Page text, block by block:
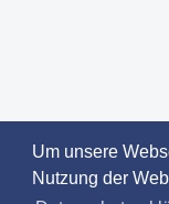
Um unsere
Nutzung der